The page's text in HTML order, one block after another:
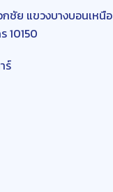
กชัย แขวงบางบอนเหนือ
10150
ร์